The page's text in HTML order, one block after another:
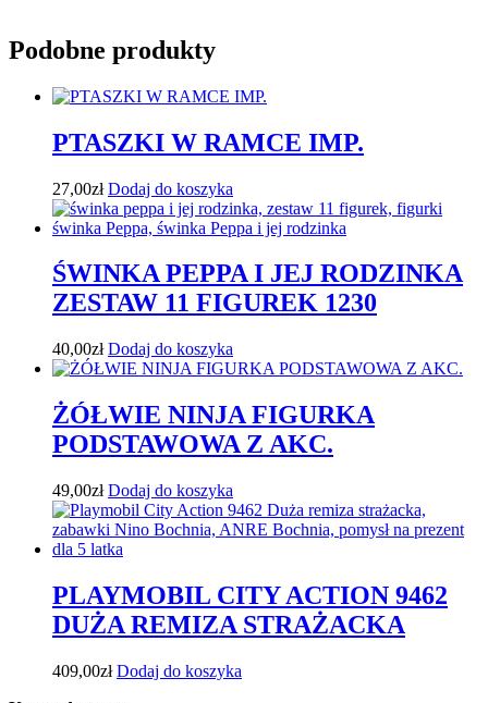
Podobne produkty
PTASZKI W RAMCE IMP.
27,00zł Dodaj do koszyka
ŚWINKA PEPPA I JEJ RODZINKA
ZESTAW 11 FIGUREK 1230
40,00zł Dodaj do koszyka
ŻÓŁWIE NINJA FIGURKA
PODSTAWOWA Z AKC.
49,00zł Dodaj do koszyka
PLAYMOBIL CITY ACTION 9462
DUŻA REMIZA STRAŻACKA
409,00zł Dodaj do koszyka